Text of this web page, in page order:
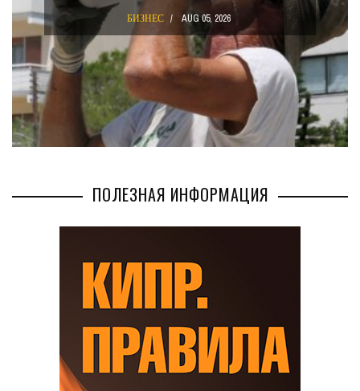
БИЗНЕС AUG 05, 2026
ПОЛЕЗНАЯ ИНФОРМАЦИЯ